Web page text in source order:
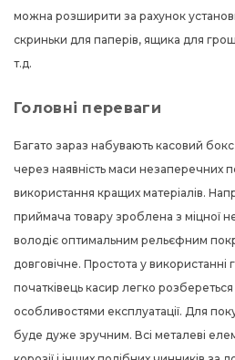
можна розширити за рахунок
скриньки для паперів, ящика для
т.д.
Головні переваги
Багато зараз набувають касовий
через наявність маси незаперечних
використання кращих матеріалів.
приймача товару зроблена з міцної
володіє оптимальним рельєфним
довговічне. Простота у використанні
початківець касир легко
особливостями експлуатації. Для
буде дуже зручним. Всі металеві